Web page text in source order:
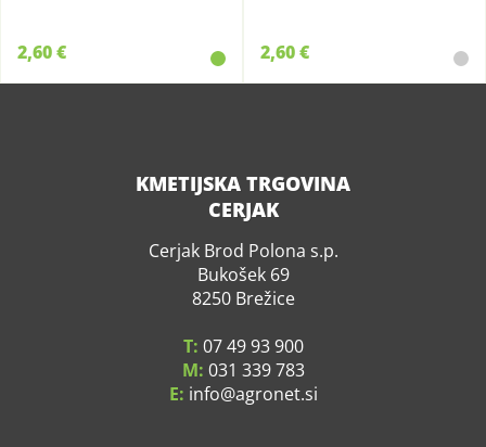
2,60 € 2,60 €
KMETIJSKA TRGOVINA
CERJAK
Cerjak Brod Polona s.p.
Bukošek 69
8250 Brežice
T: 07 49 93 900
M: 031 339 783
E: info agronet.si